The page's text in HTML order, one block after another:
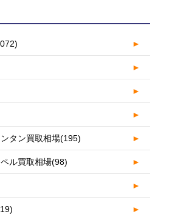
►
►
►
►
タン買取相場(195) ►
ル買取相場(98) ►
►
►